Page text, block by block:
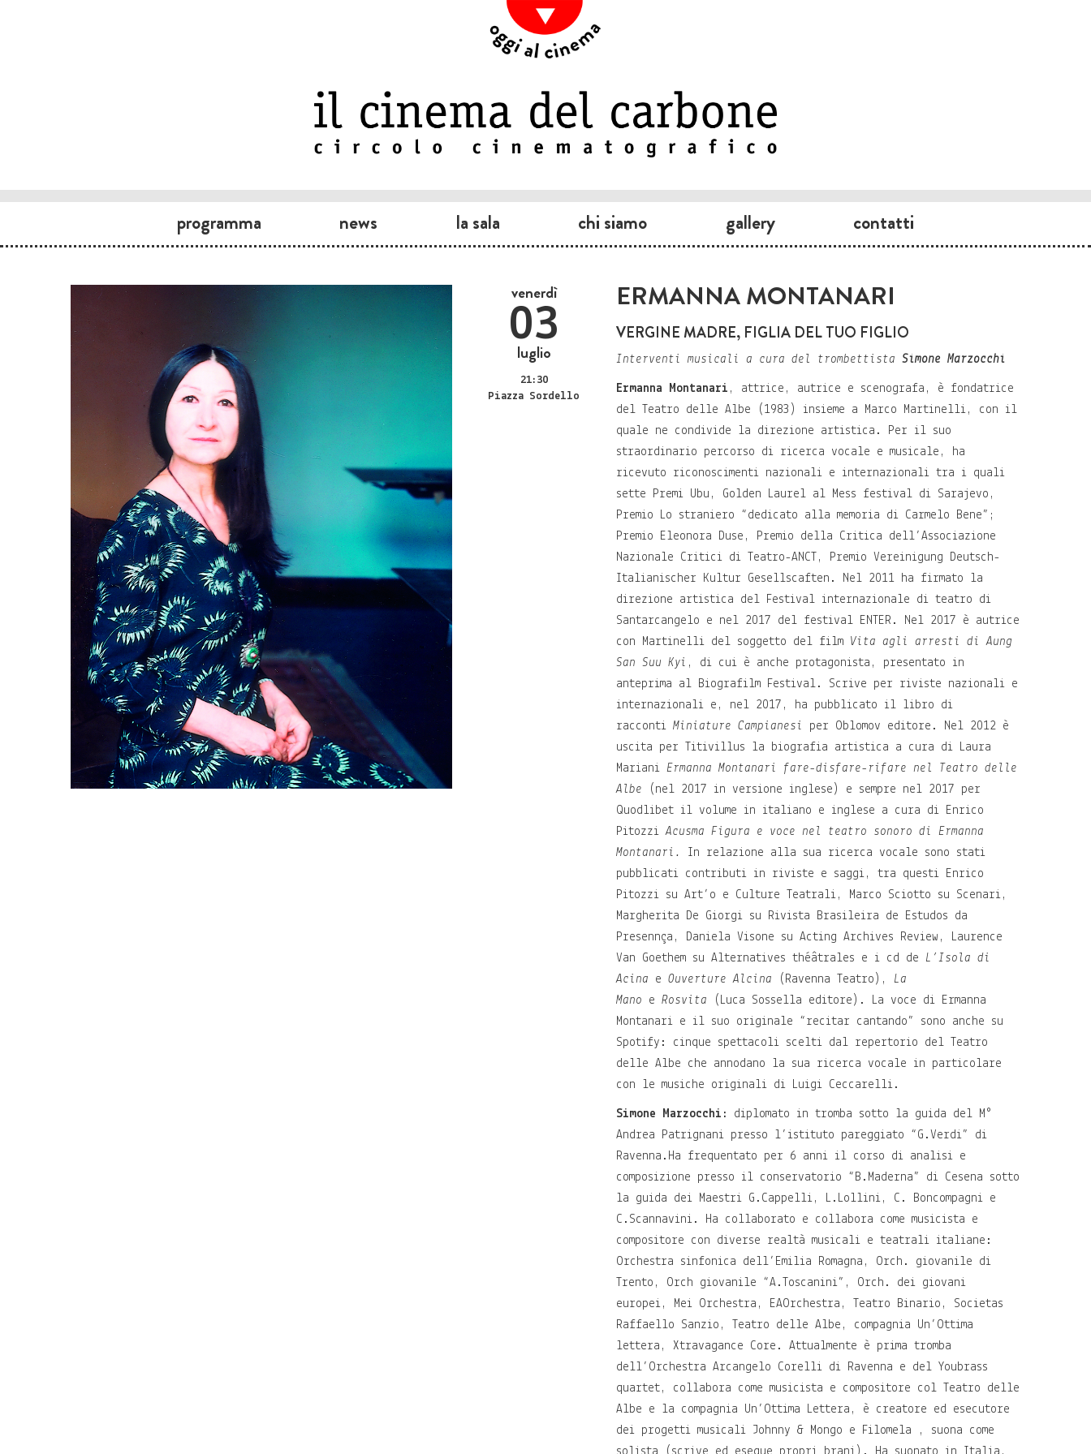
programma news la sala chi siamo gallery contatti
venerdì
03
luglio
21:30
Piazza Sordello
ERMANNA MONTANARI
VERGINE MADRE, FIGLIA DEL TUO FIGLIO
Interventi musicali a cura del trombettista Simone Marzocchi
Ermanna Montanari , attrice, autrice e scenografa, è fondatrice
del Teatro delle Albe (1983) insieme a Marco Martinelli, con il
quale ne condivide la direzione artistica. Per il suo
straordinario percorso di ricerca vocale e musicale, ha
ricevuto riconoscimenti nazionali e internazionali tra i quali
sette Premi Ubu, Golden Laurel al Mess festival di Sarajevo,
Premio Lo straniero “dedicato alla memoria di Carmelo Bene”;
Premio Eleonora Duse, Premio della Critica dell’Associazione
Nazionale Critici di Teatro-ANCT, Premio Vereinigung Deutsch-
Italianischer Kultur Gesellscaften. Nel 2011 ha firmato la
direzione artistica del Festival internazionale di teatro di
Santarcangelo e nel 2017 del festival ENTER. Nel 2017 è autrice
con Martinelli del soggetto del film Vita agli arresti di Aung
San Suu Kyi , di cui è anche protagonista, presentato in
anteprima al Biografilm Festival. Scrive per riviste nazionali e
internazionali e, nel 2017, ha pubblicato il libro di
racconti Miniature Campianesi per Oblomov editore. Nel 2012 è
uscita per Titivillus la biografia artistica a cura di Laura
Mariani Ermanna Montanari fare-disfare-rifare nel Teatro delle
Albe (nel 2017 in versione inglese) e sempre nel 2017 per
Quodlibet il volume in italiano e inglese a cura di Enrico
PitozziAcusma Figura e voce nel teatro sonoro di Ermanna
Montanari.
In relazione alla sua ricerca vocale sono stati
pubblicati contributi in riviste e saggi, tra questi Enrico
Pitozzi su Art’o e Culture Teatrali, Marco Sciotto su Scenari,
Margherita De Giorgi su Rivista Brasileira de Estudos da
Presennça, Daniela Visone su Acting Archives Review, Laurence
Van Goethem su Alternatives théâtrales e i cd de L’Isola di
Acina e Ouverture Alcina (Ravenna Teatro), La
Mano e Rosvita (Luca Sossella editore). La voce di Ermanna
Montanari e il suo originale “recitar cantando” sono anche su
Spotify: cinque spettacoli scelti dal repertorio del Teatro
delle Albe che annodano la sua ricerca vocale in particolare
con le musiche originali di Luigi Ceccarelli.
Simone Marzocchi: diplomato in tromba sotto la guida del M°
Andrea Patrignani presso l’istituto pareggiato “G.Verdi” di
Ravenna.Ha frequentato per 6 anni il corso di analisi e
composizione presso il conservatorio “B.Maderna” di Cesena sotto
la guida dei Maestri G.Cappelli, L.Lollini, C. Boncompagni e
C.Scannavini. Ha collaborato e collabora come musicista e
compositore con diverse realtà musicali e teatrali italiane:
Orchestra sinfonica dell’Emilia Romagna, Orch. giovanile di
Trento, Orch giovanile “A.Toscanini”, Orch. dei giovani
europei, Mei Orchestra, EAOrchestra, Teatro Binario, Societas
Raffaello Sanzio, Teatro delle Albe, compagnia Un’Ottima
lettera, Xtravagance Core. Attualmente è prima tromba
dell’Orchestra Arcangelo Corelli di Ravenna e del Youbrass
quartet, collabora come musicista e compositore col Teatro delle
Albe e la compagnia Un’Ottima Lettera, è creatore ed esecutore
dei progetti musicali Johnny & Mongo e Filomela , suona come